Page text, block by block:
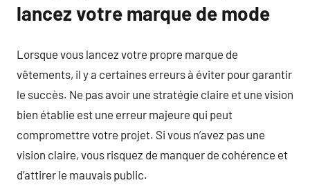
lancez votre marque de mode
Lorsque vous lancez votre propre marque de
vêtements, il y a certaines erreurs à éviter pour garantir
le succès. Ne pas avoir une stratégie claire et une vision
bien établie est une erreur majeure qui peut
compromettre votre projet. Si vous n’avez pas une
vision claire, vous risquez de manquer de cohérence et
d’attirer le mauvais public.